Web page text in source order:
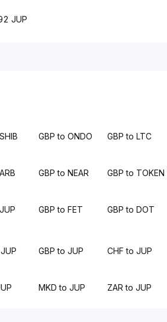
JUP
GBP to ONDO GBP to LTC
GBP to NEAR GBP to TOKEN
GBP to FET GBP to DOT
GBP to JUP CHF to JUP
MKD to JUP ZAR to JUP